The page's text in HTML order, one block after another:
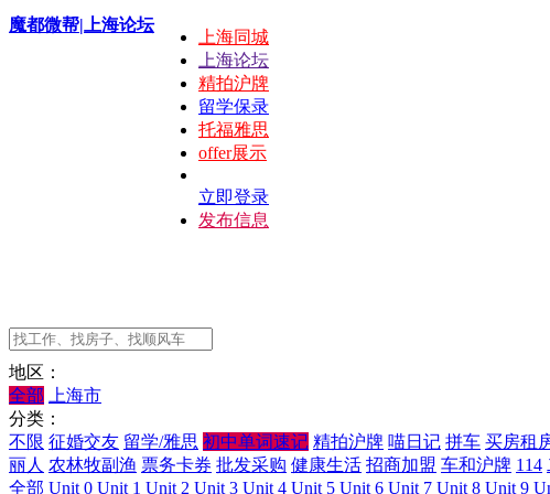
魔都微帮|上海论坛
上海同城
上海论坛
精拍沪牌
留学保录
托福雅思
offer展示
立即登录
发布信息
地区：
全部
上海市
分类：
不限 征婚交友 留学/雅思 初中单词速记 精拍沪牌 喵日记 拼车 买房租
丽人 农林牧副渔 票务卡券 批发采购 健康生活 招商加盟 车和沪牌 114
全部 Unit 0 Unit 1 Unit 2 Unit 3 Unit 4 Unit 5 Unit 6 Unit 7 Unit 8 Unit 9